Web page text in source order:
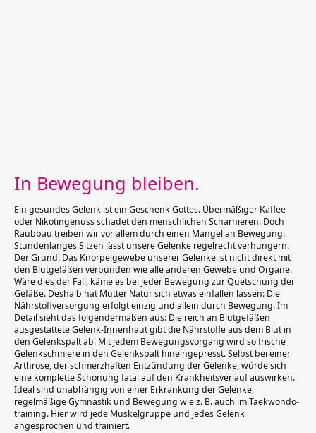
In Bewegung bleiben.
Ein gesundes Gelenk ist ein Geschenk Gottes. Übermäßiger Kaffee-
oder Nikotingenuss schadet den menschlichen Scharnieren. Doch
Raubbau treiben wir vor allem durch einen Mangel an Bewegung.
Stundenlanges Sitzen lässt unsere Gelenke regelrecht verhungern.
Der Grund: Das Knorpelgewebe unserer Gelenke ist nicht direkt mit
den Blutgefäßen verbunden wie alle anderen Gewebe und Organe.
Wäre dies der Fall, käme es bei jeder Bewegung zur Quetschung der
Gefäße. Deshalb hat Mutter Natur sich etwas einfallen lassen: Die
Nährstoffversorgung erfolgt einzig und allein durch Bewegung. Im
Detail sieht das folgendermaßen aus: Die reich an Blutgefäßen
ausgestattete Gelenk-Innenhaut gibt die Nährstoffe aus dem Blut in
den Gelenkspalt ab. Mit jedem Bewegungsvorgang wird so frische
Gelenkschmiere in den Gelenkspalt hineingepresst. Selbst bei einer
Arthrose, der schmerzhaften Entzündung der Gelenke, würde sich
eine komplette Schonung fatal auf den Krankheitsverlauf auswirken.
Ideal sind unabhängig von einer Erkrankung der Gelenke,
regelmäßige Gymnastik und Bewegung wie z. B. auch im Taekwondo-
training. Hier wird jede Muskelgruppe und jedes Gelenk
angesprochen und trainiert.